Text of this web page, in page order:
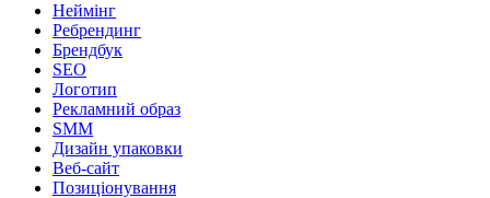
Неймінг
Ребрендинг
Брендбук
SEO
Логотип
Рекламний образ
SMM
Дизайн упаковки
Веб-сайт
Позиціонування